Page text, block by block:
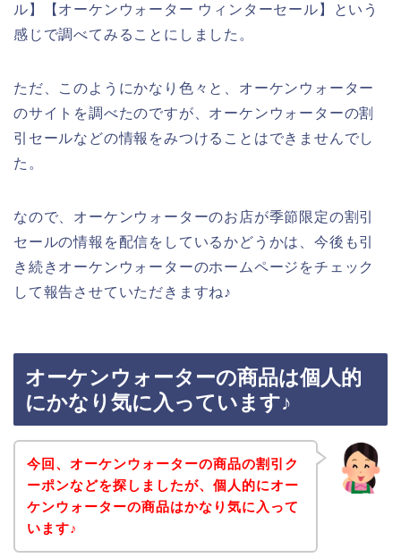
ル】【オーケンウォーター ウィンターセール】という
感じで調べてみることにしました。
ただ、このようにかなり色々と、オーケンウォーター
のサイトを調べたのですが、オーケンウォーターの割
引セールなどの情報をみつけることはできませんでし
た。
なので、オーケンウォーターのお店が季節限定の割引
セールの情報を配信をしているかどうかは、今後も引
き続きオーケンウォーターのホームページをチェック
して報告させていただきますね♪
オーケンウォーターの商品は個人的
にかなり気に入っています♪
今回、オーケンウォーターの商品の割引ク
ーポンなどを探しましたが、個人的にオー
ケンウォーターの商品はかなり気に入って
います♪